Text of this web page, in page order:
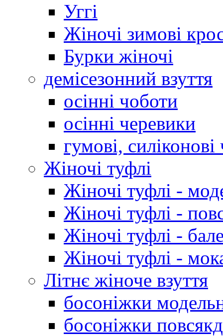
Уггі
Жіночі зимові
Бурки жіночі
демісезонний взуття
осінні чоботи
осінні черевики
гумові,
Жіночі туфлі
Жіночі туфлі -
Жіночі туфлі -
Жіночі туфлі -
Жіночі туфлі -
Літнє жіноче взуття
босоніжки
босоніжки